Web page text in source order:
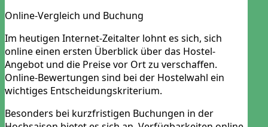
Online-Vergleich und Buchung
Im heutigen Internet-Zeitalter lohnt es sich, sich
online einen ersten Überblick über das Hostel-
Angebot und die Preise vor Ort zu verschaffen.
Online-Bewertungen sind bei der Hostelwahl ein
wichtiges Entscheidungskriterium.
Besonders bei kurzfristigen Buchungen in der